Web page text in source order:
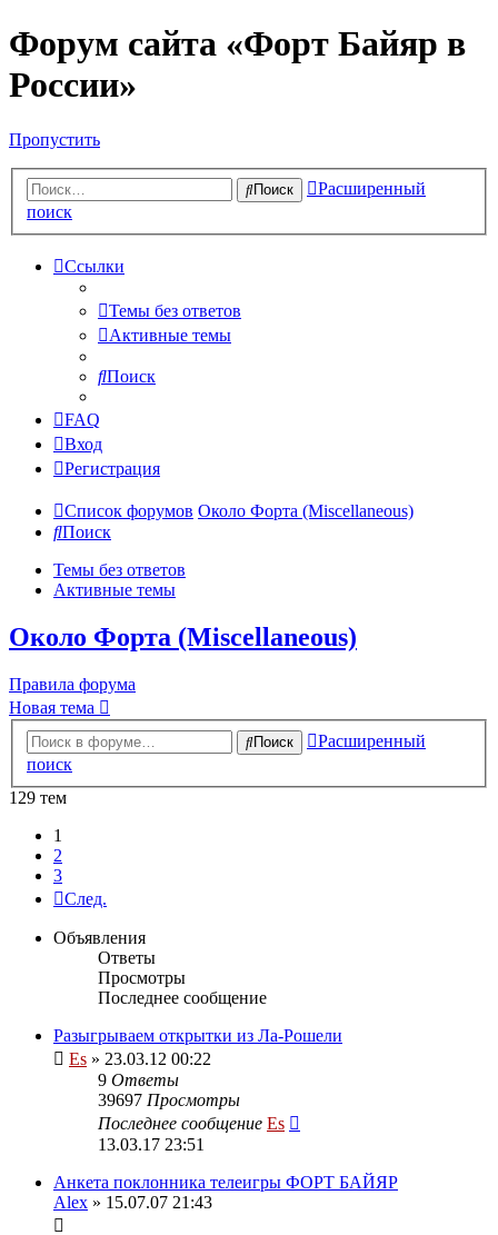
Форум сайта «Форт Байяр в
России»
Пропустить
Поиск
Расширенный
поиск
Ссылки
Темы без ответов
Активные темы
Поиск
FAQ
Вход
Регистрация
Список форумов Около Форта (Miscellaneous)
Поиск
Темы без ответов
Активные темы
Около Форта (Miscellaneous)
Правила форума
Новая тема
Поиск
Расширенный
поиск
129 тем
1
2
3
След.
Объявления
Ответы
Просмотры
Последнее сообщение
Разыгрываем открытки из Ла-Рошели
Es » 23.03.12 00:22
9 Ответы
39697 Просмотры
Последнее сообщение Es
13.03.17 23:51
Анкета поклонника телеигры ФОРТ БАЙЯР
Alex » 15.07.07 21:43